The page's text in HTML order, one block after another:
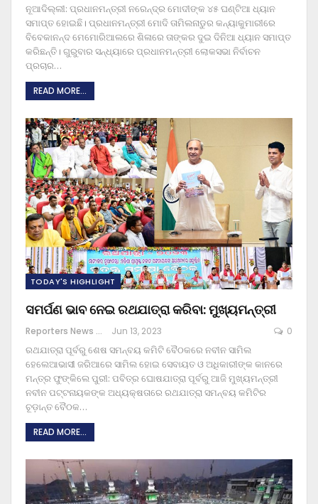
ନୂଆଦିଲ୍ଲୀ: ପ୍ରଧାନମନ୍ତ୍ରୀ ନରେନ୍ଦ୍ର ମୋଦୀଙ୍କ ୪୫ ଘଣ୍ଟିଆ ଧ୍ୟାନ
ସମାପ୍ତ ହୋଇଛି। ପ୍ରଧାନମନ୍ତ୍ରୀ ମୋଦି ତାମିଲନାଡୁର କନ୍ୟାକୁମାରୀରେ
ବିବେକାନନ୍ଦ ମେମୋରିଆଲରେ ଶିଳାରେ ତାଙ୍କର ଦୁଇ ଦିନିଆ ଧ୍ୟାନ ସମାପ୍ତ
କରିଛନ୍ତି। ଗୁରୁବାର ସନ୍ଧ୍ୟାରେ ପ୍ରଧାନମନ୍ତ୍ରୀ ଲୋକସଭା ନିର୍ବାଚନ
ପ୍ରଚାର…
READ MORE...
TODAY'S HIGHLIGHT
ସମର୍ପଣ ଭାବ ନେଇ ରଥଯାତ୍ରା କରିବା: ମୁଖ୍ୟମନ୍ତ୍ରୀ
Reporters News Agency Jun 13, 2023 0
ରଥଯାତ୍ରା ପୂର୍ବରୁ ଶେଷ ସମନ୍ବୟ କମିଟି ବୈଠକରେ ନବୀନ ସାମିଲ
ହେଲେଆଭାସୀ ଜରିଆରେ ସାମିଲ ହୋଇ ସେବାୟତ ଓ ଅଧିକାରୀଙ୍କ କାନରେ
ମନ୍ତ୍ର ଫୁଙ୍କିଲେପୁରୀ: ପବିତ୍ର ଘୋଷଯାତ୍ରା ପୂର୍ବରୁ ଆଜି ମୁଖ୍ୟମନ୍ତ୍ରୀ
ନବୀନ ପଟ୍ଟନାୟକଙ୍କ ଅଧ୍ୟକ୍ଷତାରେ ରଥଯାତ୍ରା ସମନ୍ବୟ କମିଟିର
ଚୂଡ଼ାନ୍ତ ବୈଠକ…
READ MORE...